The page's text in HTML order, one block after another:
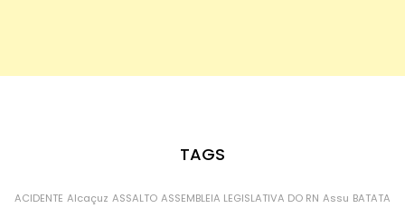
TAGS
ACIDENTE Alcaçuz ASSALTO ASSEMBLEIA LEGISLATIVA DO RN Assu BATATA